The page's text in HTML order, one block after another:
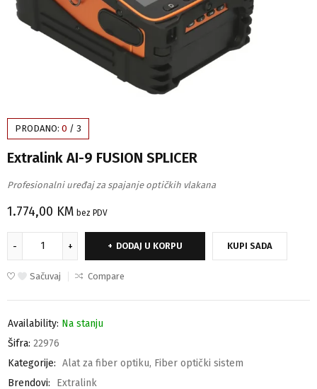
PRODANO: 0 / 3
Extralink AI-9 FUSION SPLICER
Profesionalni uređaj za spajanje optičkih vlakana
1.774,00 KM bez PDV
DODAJ U KORPU KUPI SADA
Sačuvaj Compare
Availability: Na stanju
Šifra: 22976
Kategorije: Alat za fiber optiku, Fiber optički sistem
Brendovi:
Extralink